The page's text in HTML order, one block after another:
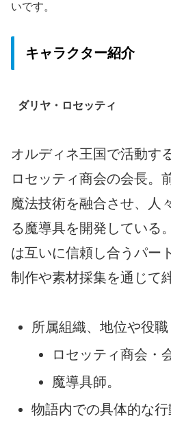
いです。
キャラクター紹介
ダリヤ・ロセッティ
オルディネ王国で活動す
ロセッティ商会の会長。
魔法技術を融合させ、人
る魔導具を開発している
は互いに信頼し合うパー
制作や素材採集を通じて
所属組織、地位や役職
ロセッティ商会・
魔導具師。
物語内での具体的な